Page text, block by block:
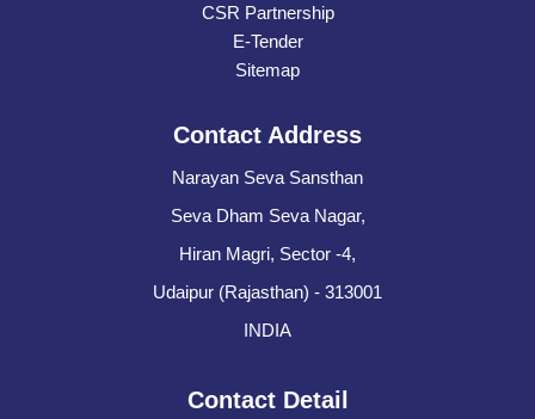
CSR Partnership
E-Tender
Sitemap
Contact Address
Narayan Seva Sansthan
Seva Dham Seva Nagar,
Hiran Magri, Sector -4,
Udaipur (Rajasthan) - 313001
INDIA
Contact Detail